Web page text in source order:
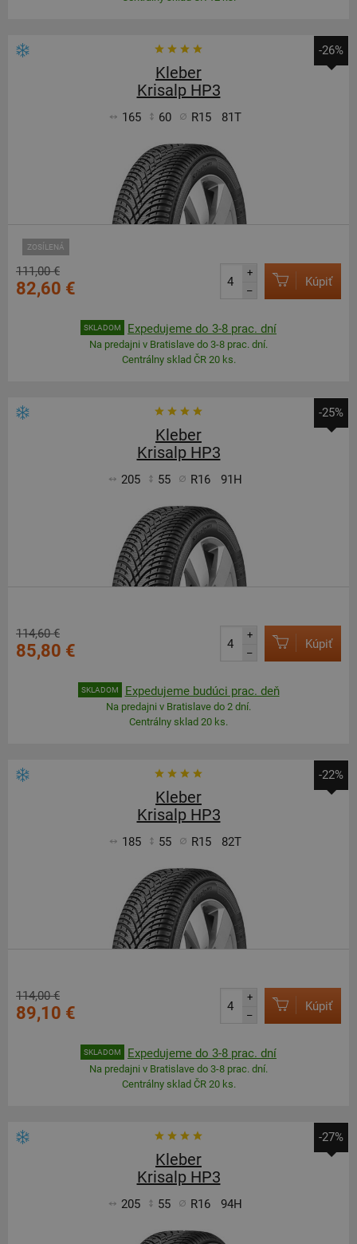
-26%
Kleber
Krisalp HP3
165 60 R15 81T
ZOSÍLENÁ
111,00 €
82,60 €
+
–
Kúpiť
SKLADOM Expedujeme do 3-8 prac. dní
Na predajni v Bratislave do 3-8 prac. dní.
Centrálny sklad ČR 20 ks.
-25%
Kleber
Krisalp HP3
205 55 R16 91H
114,60 €
85,80 €
+
–
Kúpiť
SKLADOM Expedujeme budúci prac. deň
Na predajni v Bratislave do 2 dní.
Centrálny sklad 20 ks.
-22%
Kleber
Krisalp HP3
185 55 R15 82T
114,00 €
89,10 €
+
–
Kúpiť
SKLADOM Expedujeme do 3-8 prac. dní
Na predajni v Bratislave do 3-8 prac. dní.
Centrálny sklad ČR 20 ks.
-27%
Kleber
Krisalp HP3
205 55 R16 94H